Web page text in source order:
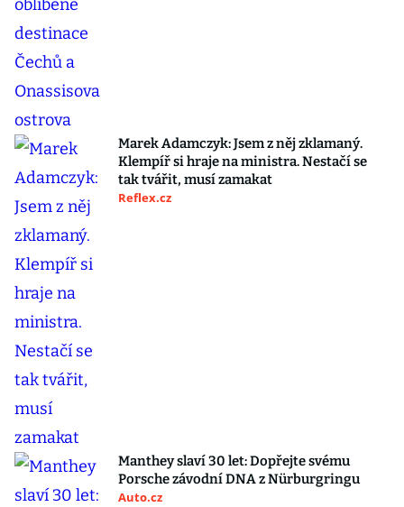
Marek Adamczyk: Jsem z něj zklamaný.
Klempíř si hraje na ministra. Nestačí se
tak tvářit, musí zamakat
Reflex.cz
Manthey slaví 30 let: Dopřejte svému
Porsche závodní DNA z Nürburgringu
Auto.cz